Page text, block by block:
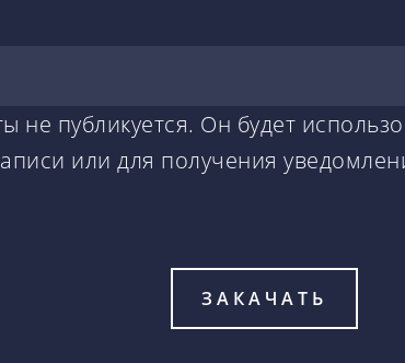
не публикуется. Он будет
или для получения